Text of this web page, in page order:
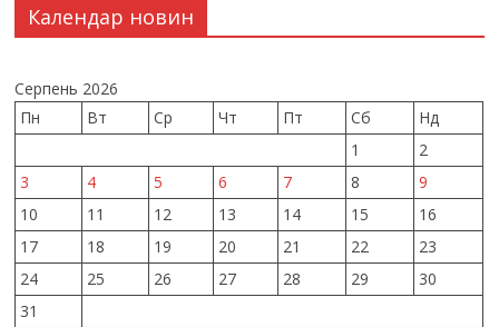
Календар новин
Серпень 2026
Пн
Вт Ср Чт Пт Сб
Нд
1
2
3
4 5 6 7 8
9
10
11 12 13 14 15
16
17
18 19 20 21 22
23
24
25 26 27 28 29
30
31